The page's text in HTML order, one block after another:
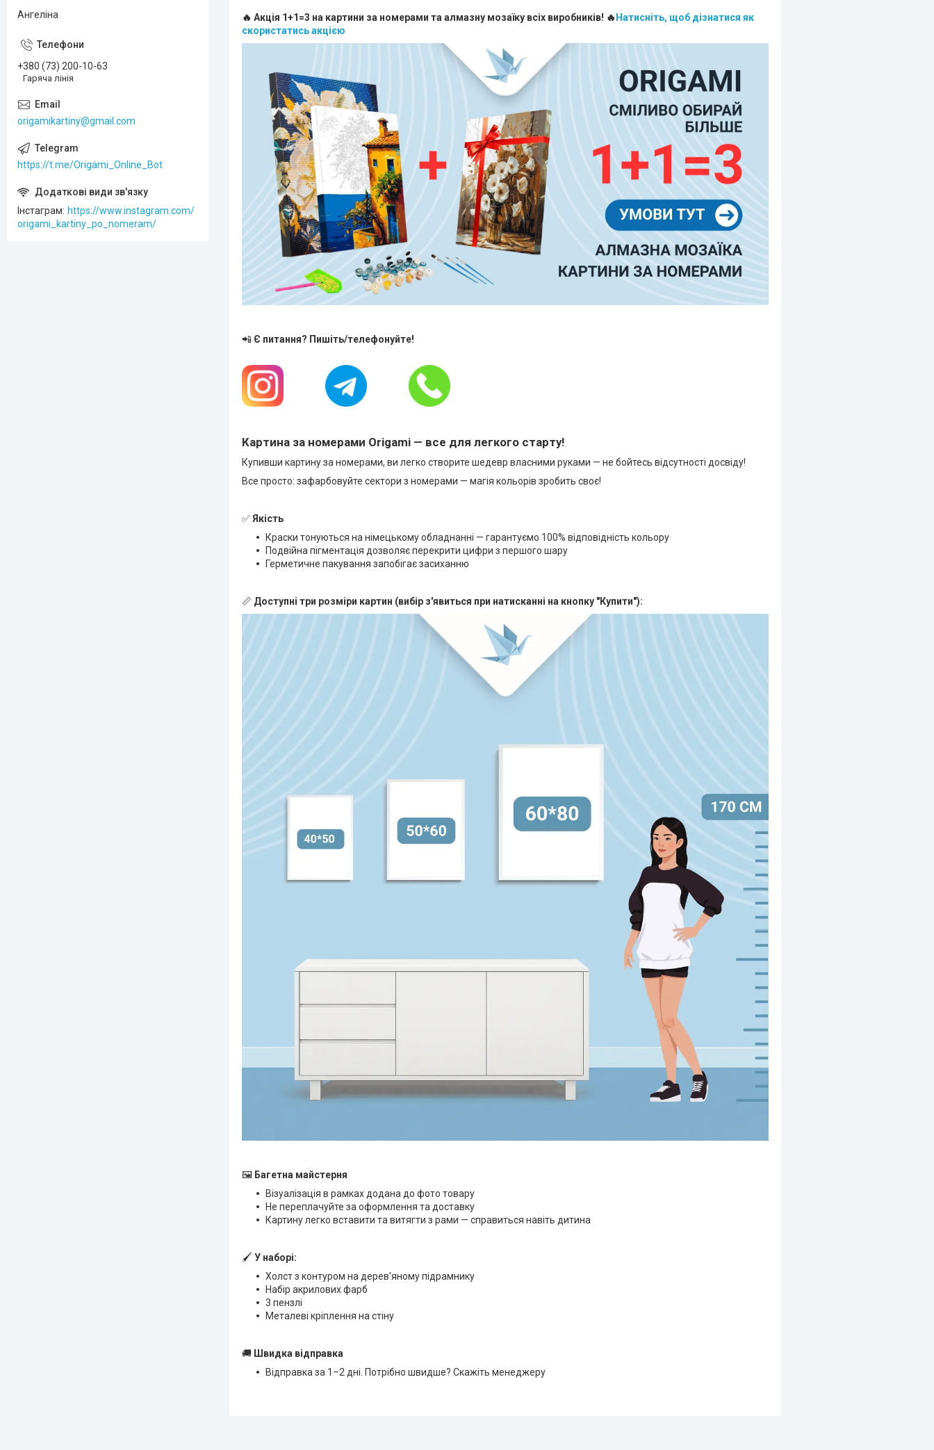
🔥 Акція 1+1=3 на картини за номерами та алмазну мозаїку всіх виробників! 🔥 Натисніть, щоб дізнатися як
скористатись акцією
📲 Є питання? Пишіть/телефонуйте!
Картина за номерами Origami — все для легкого старту!
Купивши картину за номерами, ви легко створите шедевр власними руками — не бойтесь відсутності досвіду!
Все просто: зафарбовуйте сектори з номерами — магія кольорів зробить своє!
✅Якість
Краски тонуються на німецькому обладнанні — гарантуємо 100% відповідність кольору
Подвійна пігментація дозволяє перекрити цифри з першого шару
Герметичне пакування запобігає засиханню
📏 Доступні три розміри картин (вибір з'явиться при натисканні на кнопку "Купити"):
🖼 Багетна майстерня
Візуалізація в рамках додана до фото товару
Не переплачуйте за оформлення та доставку
Картину легко вставити та витягти з рами — справиться навіть дитина
🖌 У наборі:
Холст з контуром на дерев'яному підрамнику
Набір акрилових фарб
3 пензлі
Металеві кріплення на стіну
🚚 Швидка відправка
Відправка за 1–2 дні. Потрібно швидше? Скажіть менеджеру
Ангеліна
+380 (73) 200-10-63
Гаряча лінія
origamikartiny@gmail.com
https://t.me/Origami_Online_Bot
Інстаграм
https://www.instagram.com/
origami_kartiny_po_nomeram/